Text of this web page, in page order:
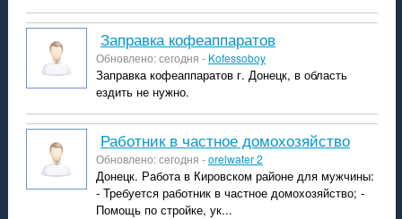
Заправка кофеаппаратов
Обновлено: сегодня - Kofessoboy
Заправка кофеаппаратов г. Донецк, в область
ездить не нужно.
работник в частное домохозяйство
Обновлено: сегодня -orelwater 2
Донецк. Работа в Кировском районе для мужчины:
- Требуется работник в частное домохозяйство; -
Помощь по стройке, ук...